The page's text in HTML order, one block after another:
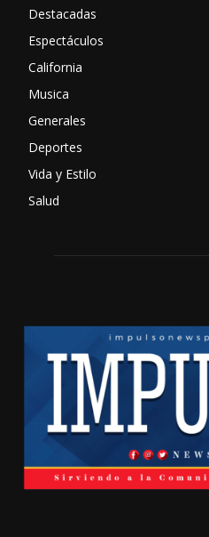
Destacadas
Espectáculos
California
Musica
Generales
Deportes
Vida y Estilo
Salud